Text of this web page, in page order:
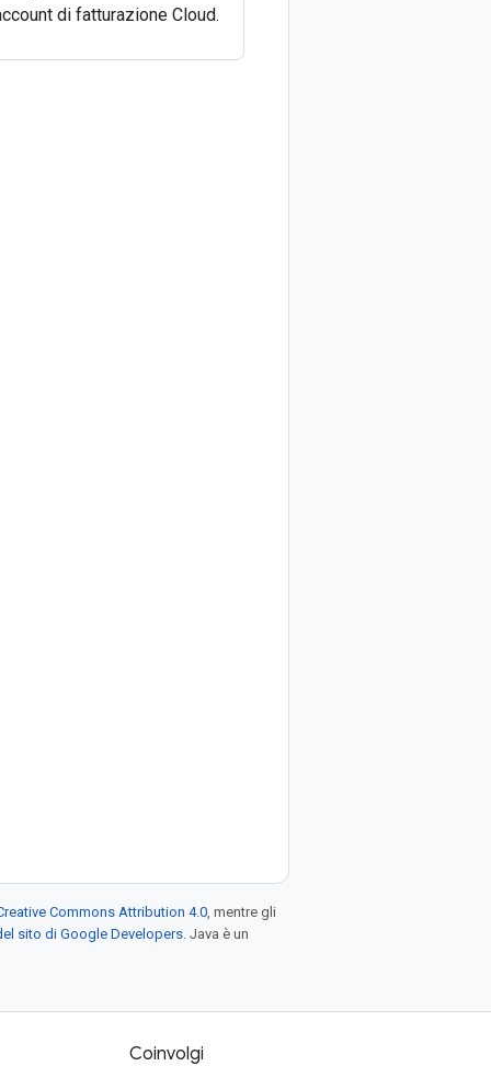
di fatturazione Cloud.
Commons Attribution 4.0, mentre gli
sito di Google Developers. Java è un
Coinvolgi